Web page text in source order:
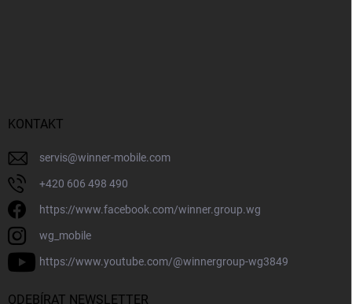
KONTAKT
servis@winner-mobile.com
+420 606 498 490
https://www.facebook.com/winner.group.wg
wg_mobile
https://www.youtube.com/@winnergroup-wg3849
ODEBÍRAT NEWSLETTER